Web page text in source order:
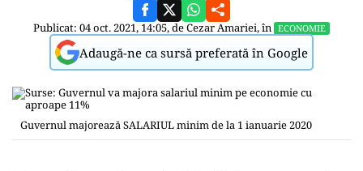
Publicat: 04 oct. 2021, 14:05, deCezar Amariei, în ECONOMIE
Adaugă-ne ca sursă preferată în Google
Guvernul majorează SALARIUL minim de la 1 ianuarie 2020